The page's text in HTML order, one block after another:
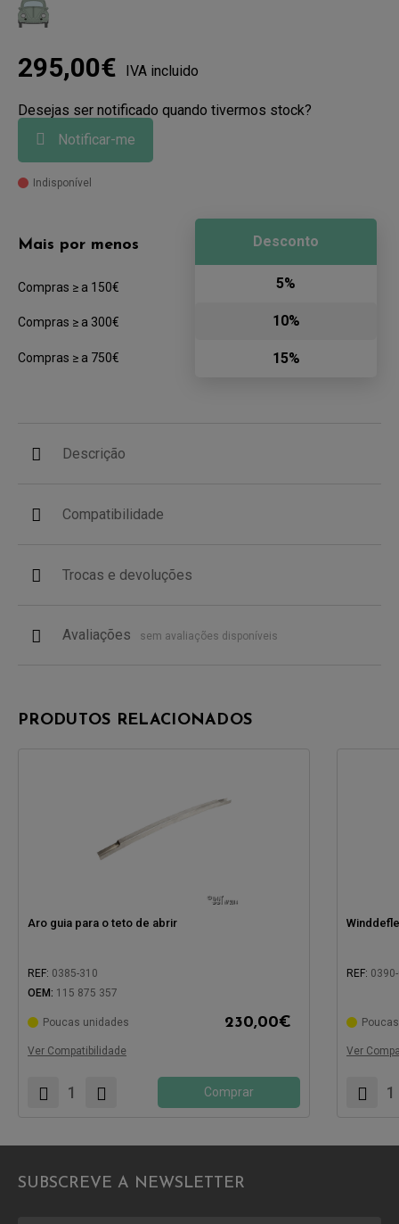
295,00€ IVA incluido
Desejas ser notificado quando tivermos stock?
Notificar-me
Indisponível
Mais por menos
Compras ≥ a 150€
Compras ≥ a 300€
Compras ≥ a 750€
Desconto
5%
10%
15%
Descrição
Compatibilidade
Trocas e devoluções
Avaliações sem avaliações disponíveis
PRODUTOS RELACIONADOS
Aro guia para o teto de abrir
REF: 0385-310
OEM: 115 875 357
Poucas unidades 230,00€
Ver Compatibilidade
Comprar
REF:
Ver
SUBSCREVE A NEWSLETTER